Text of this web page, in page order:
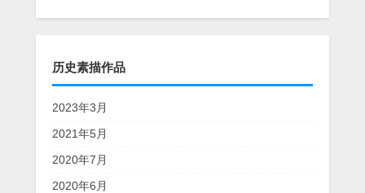
历史素描作品
2023年3月
2021年5月
2020年7月
2020年6月